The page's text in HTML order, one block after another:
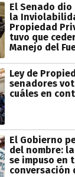
El Senado
la
Propiedad
tuvo que
Manejo del
Ley de
senadores
cuáles en
El Gobierno
del nombre:
se impuso en
conversación